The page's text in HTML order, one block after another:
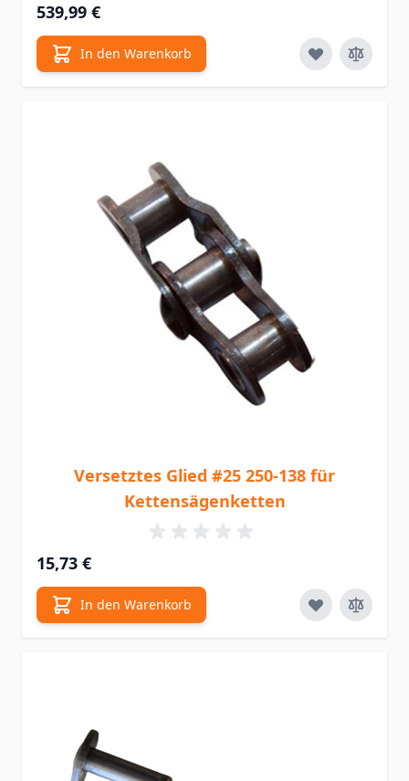
539,99 €
In den Warenkorb
Versetztes Glied #25 250-138 für
Kettensägenketten
15,73 €
In den Warenkorb